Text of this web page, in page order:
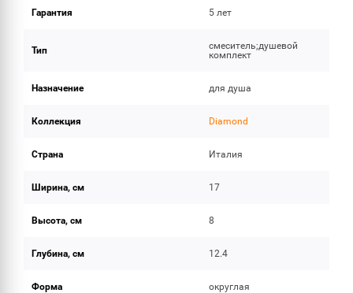
Гарантия 5 лет
Тип
смеситель;душевой
комплект
Назначение для душа
Коллекция Diamond
Страна Италия
Ширина, см 17
Высота, см 8
Глубина, см 12.4
Форма округлая